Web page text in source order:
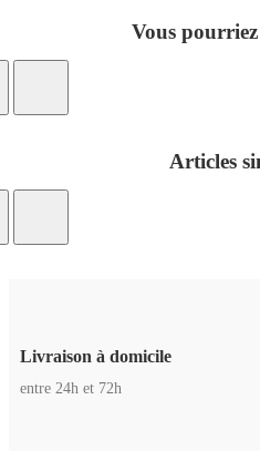
Vous
Articles
Livraison à domicile
entre 24h et 72h